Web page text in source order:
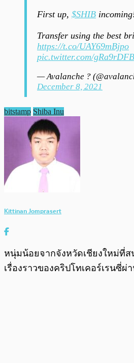
First up, $SHIB
Transfer using the best
https://t.co/UAY69mBjpo
pic.twitter.com/
— Avalanche ?
December 8, 2021
bitstamp Shiba Inu
Kittinan Jomprasert
หนุ่มน้อยจากจังหวัดเชียงใหม่ที่ส
เรื่องราวของคริปโทเคอร์เรนซี่ผ่